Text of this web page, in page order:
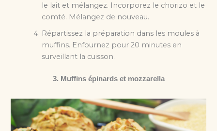
le lait et mélangez. Incorporez le chorizo et le
comté. Mélangez de nouveau.
Répartissez la préparation dans les moules à
muffins. Enfournez pour 20 minutes en
surveillant la cuisson.
3. Muffins épinards et mozzarella